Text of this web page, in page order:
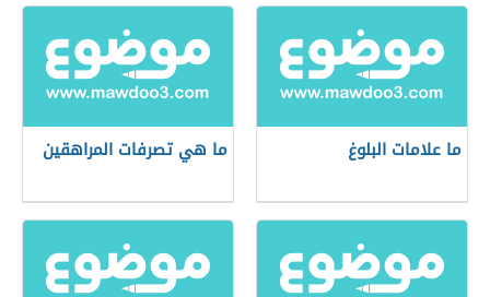
ما علامات البلوغ ما هي تصرفات المراهقين